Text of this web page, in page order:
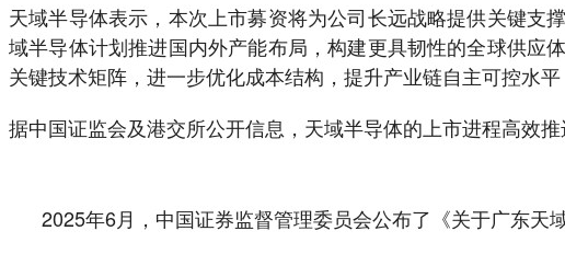
天域半导体表示，本次上市募资将为公司长远战略提供关键支
域半导体计划推进国内外产能布局，构建更具韧性的全球供应
关键技术矩阵，进一步优化成本结构，提升产业链自主可控水平
据中国证监会及港交所公开信息，天域半导体的上市进程高效
2025年6月，中国证券监督管理委员会公布了《关于广东天